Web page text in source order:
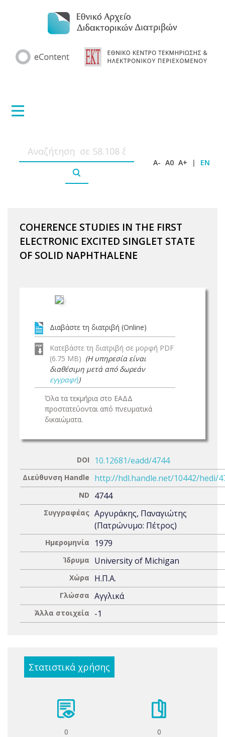
A- A0 A+ | EN
COHERENCE STUDIES IN THE FIRST
ELECTRONIC EXCITED SINGLET STATE
OF SOLID NAPHTHALENE
Διαβάστε τη διατριβή (Online)
Κατεβάστε τη διατριβή σε μορφή PDF
(6.75 MB) (Η υπηρεσία είναι
διαθέσιμη μετά από δωρεάν
εγγραφή)
Όλα τα τεκμήρια στο ΕΑΔΔ
προστατεύονται από πνευματικά
δικαιώματα.
DOI 10.12681/eadd/4744
Διεύθυνση Handle http://hdl.handle.net/10442/hedi/
ND 4744
Συγγραφέας Αργυράκης, Παναγιώτης
(Πατρώνυμο: Πέτρος)
Ημερομηνία 1979
Ίδρυμα University of Michigan
Χώρα Η.Π.Α.
Γλώσσα Αγγλικά
Άλλα στοιχεία -1
Στατιστικά χρήσης
0 0